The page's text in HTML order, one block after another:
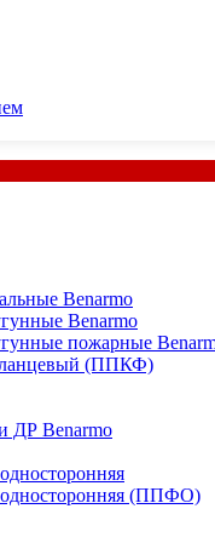
Benarmo
Benarmo
пожарные
(ППКФ)
ДР Benarmo
односторонняя (ППФО)